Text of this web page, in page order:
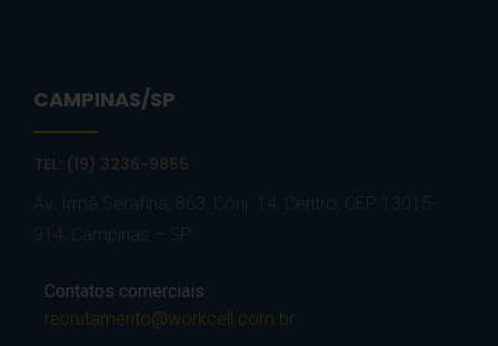
CAMPINAS/SP
TEL: (19) 3236-9855
Av. Irmã Serafina, 863, Conj. 14, Centro, CEP 13015-
914, Campinas – SP
Contatos comerciais:
recrutamento@workcell.com.br